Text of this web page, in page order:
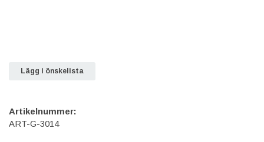
Lägg i önskelista
Artikelnummer:
ART-G-3014